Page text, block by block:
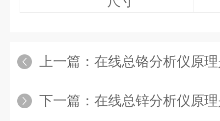
上一篇： 在线总铬分析仪原
下一篇： 在线总锌分析仪原